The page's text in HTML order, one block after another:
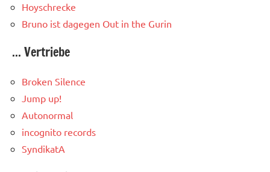
Hoyschrecke
Bruno ist dagegen Out in the Gurin
... Vertriebe
Broken Silence
Jump up!
Autonormal
incognito records
SyndikatA